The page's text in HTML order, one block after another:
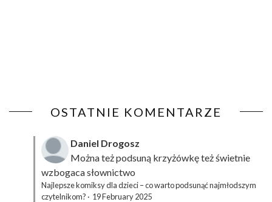
OSTATNIE KOMENTARZE
Daniel Drogosz
Można też podsuną krzyżówkęteż świetnie
wzbogaca słownictwo
Najlepsze komiksy dla dzieci – co warto podsunąć najmłodszym
czytelnikom? · 19 February 2025